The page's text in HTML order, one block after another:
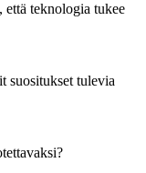
että teknologia tukee
suositukset tulevia